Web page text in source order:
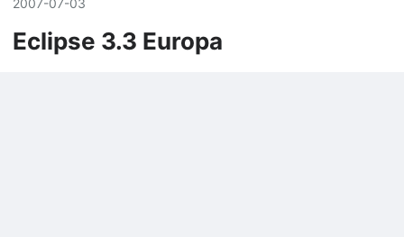
2007-07-03
Eclipse 3.3 Europa